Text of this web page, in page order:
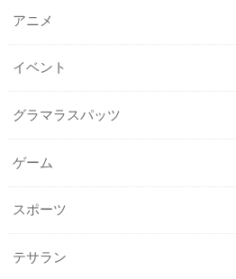
アニメ
イベント
グラマラスパッツ
ゲーム
スポーツ
テサラン